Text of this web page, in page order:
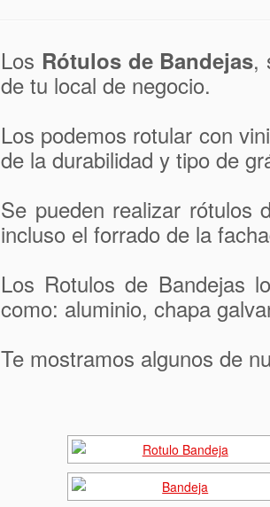
Los Rótulos de Bandejas,
de tu local de negocio.
Los podemos rotular con
de la durabilidad y tipo de
Se pueden realizar rótulos
incluso el forrado de la
Los Rotulos de Bandejas
como: aluminio, chapa
Te mostramos algunos de